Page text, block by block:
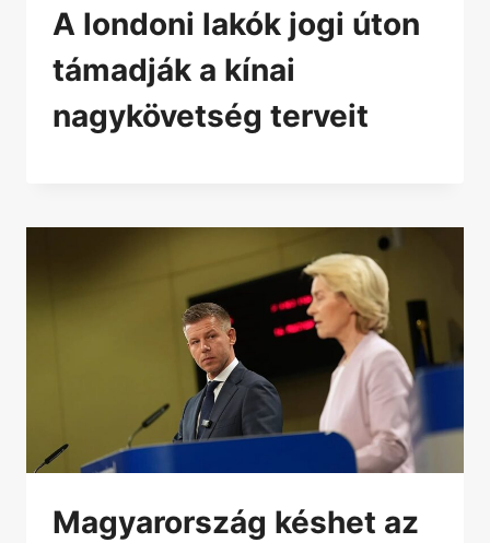
A londoni lakók jogi úton
támadják a kínai
nagykövetség terveit
Magyarország késhet az